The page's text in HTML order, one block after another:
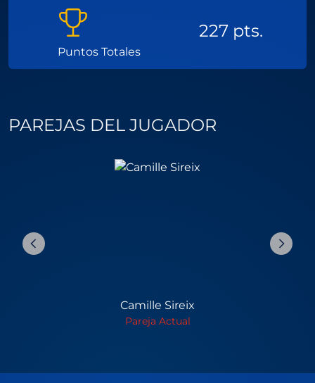
Puntos Totales
227 pts.
PAREJAS DEL JUGADOR
Camille Sireix
Pareja Actual